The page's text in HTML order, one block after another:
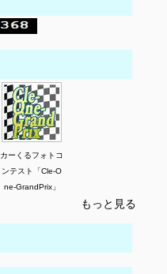
カーくるフォトコ
ンテスト「Cle-O
ne-GrandPrix」
もっと見る